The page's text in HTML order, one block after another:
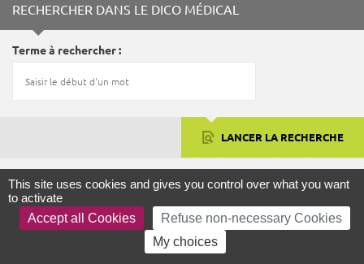
RECHERCHER DANS LE DICO MÉDICAL
Terme à rechercher
LANCER LA RECHERCHE
FOCUS
This site uses cookies and gives you control over what you want
to activate
Accept all Cookies
Refuse non-necessary Cookies
My choices